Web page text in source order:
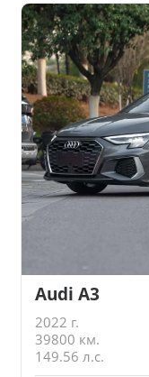
Audi A3
2022 г.
39800 км.
149.56 л.с.